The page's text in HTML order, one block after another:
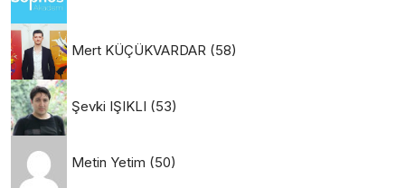
Mert KÜÇÜKVARDAR (58)
Şevki IŞIKLI (53)
Metin Yetim (50)